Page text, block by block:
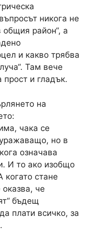
никога не
общия район“, а
и какво трябва
Там вече
прост и гладък.
на
чака се
но в
означава
И то ако изобщо
когато стане
че
бъдещ
плати всичко, за